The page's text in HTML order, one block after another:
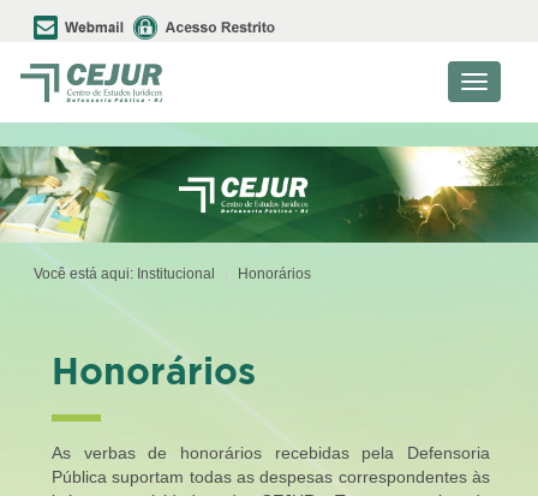
Toggle
Você está aqui: Institucional Honorários
Honorários
As verbas de honorários recebidas pela Defensoria
Pública suportam todas as despesas correspondentes às